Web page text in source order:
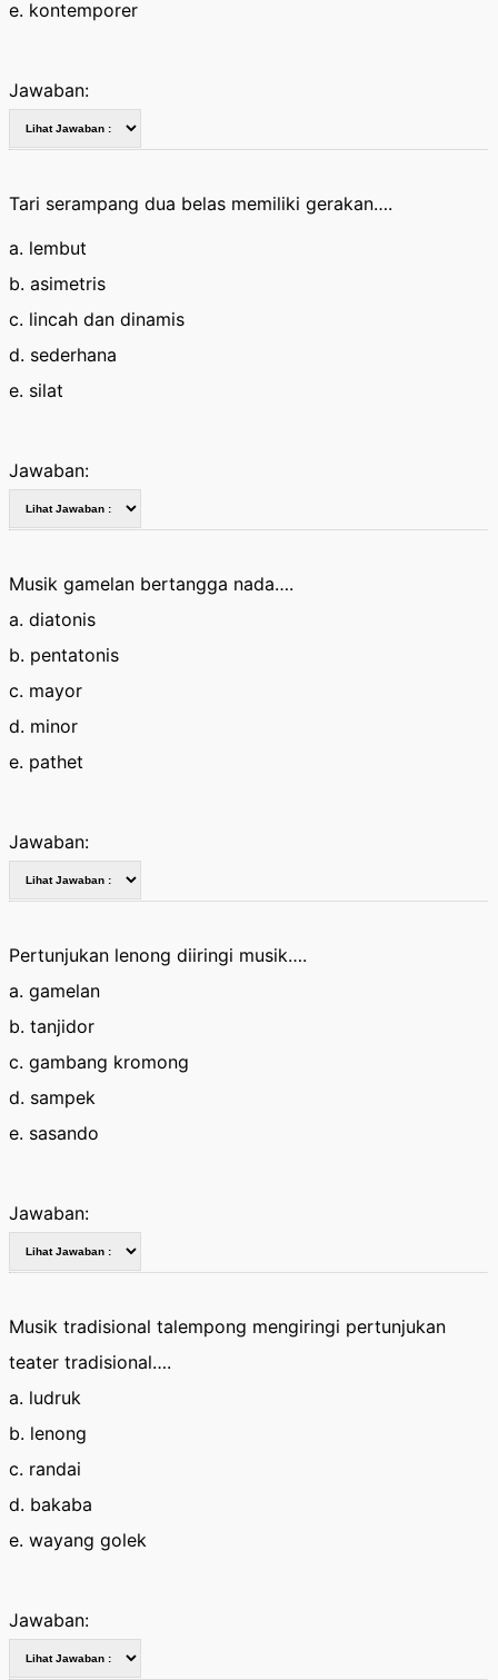
e. kontemporer
Jawaban:
Tari serampang dua belas memiliki gerakan….
a. lembut
b. asimetris
c. lincah dan dinamis
d. sederhana
e. silat
Jawaban:
Musik gamelan bertangga nada….
a. diatonis
b. pentatonis
c. mayor
d. minor
e. pathet
Jawaban:
Pertunjukan lenong diiringi musik….
a. gamelan
b. tanjidor
c. gambang kromong
d. sampek
e. sasando
Jawaban:
Musik tradisional talempong mengiringi pertunjukan
teater tradisional….
a. ludruk
b. lenong
c. randai
d. bakaba
e. wayang golek
Jawaban: